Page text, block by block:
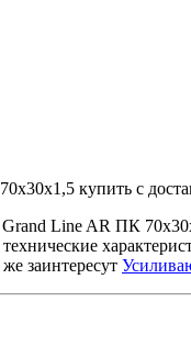
купить с
Line AR ПК
заинтересут